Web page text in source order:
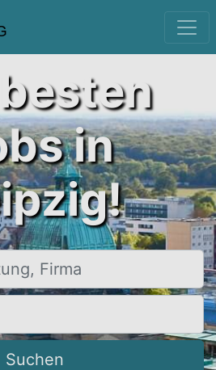
in
Suchen